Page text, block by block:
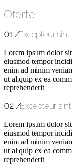
Oferte
01 /Excepteur sint
Lorem ipsum dolor
eiusmod tempor
enim ad minim
ut aliquip ex ea
reprehenderit
02 /Excepteur
Lorem ipsum dolor
eiusmod tempor
enim ad minim
ut aliquip ex ea
reprehenderit